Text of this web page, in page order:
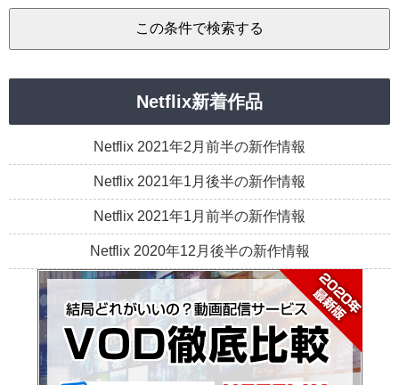
Netflix新着作品
Netflix 2021年2月前半の新作情報
Netflix 2021年1月後半の新作情報
Netflix 2021年1月前半の新作情報
Netflix 2020年12月後半の新作情報